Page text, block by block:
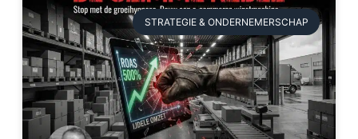
STRATEGIE & ONDERNEMERSCHAP